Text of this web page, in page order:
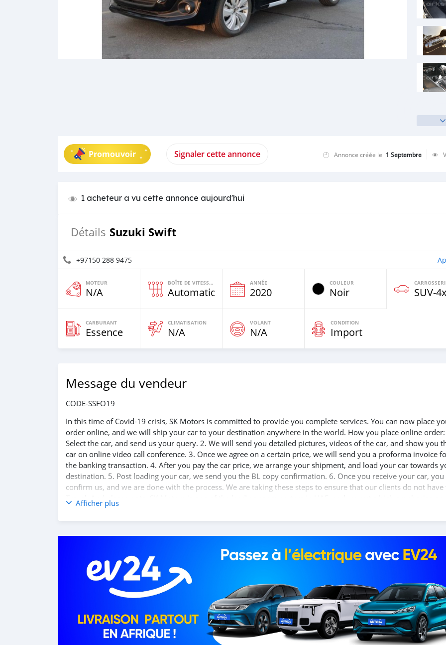
Promouvoir Signaler cette annonce Annonce créée le 1 Septembre
1 acheteur a vu cette annonce aujourd'hui
Détails Suzuki Swift
+97150 288 9475
MOTEUR
N/A
BOÎTE DE VITESSES
Automatique
ANNÉE
2020
COULEUR
Noir
CARBURANT
Essence
CLIMATISATION
N/A
VOLANT
N/A
CONDITION
Import
Message du vendeur
CODE-SSFO19
In this time of Covid-19 crisis, SK Motors is committed to provide you complete services. You can now place
order online, and we will ship your car to your destination anywhere in the world. How you place online
Select the car, and send us your query. 2. We will send you detailed pictures, videos of the car, and show you
car on online video call conference. 3. Once we agree on a certain price, we will send you a proforma invoice
the banking transaction. 4. After you pay the car price, we arrange your shipment, and load your car towards
destination. 5. Post loading your car, we send you the BL copy confirmation. 6. Once you receive your car, you
confirm us, and we are done with the process. We are taking these steps to ensure that our clients do not have
Travel. And please note, SK Motors is one of the leading car exporters in UAE, and we put a high emphasize
customer satisfaction. We are always here, to help you, and guide you towards
Afficher plus